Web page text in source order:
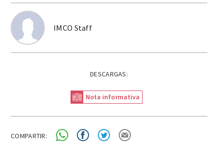
IMCO Staff
DESCARGAS:
Nota informativa
COMPARTIR: